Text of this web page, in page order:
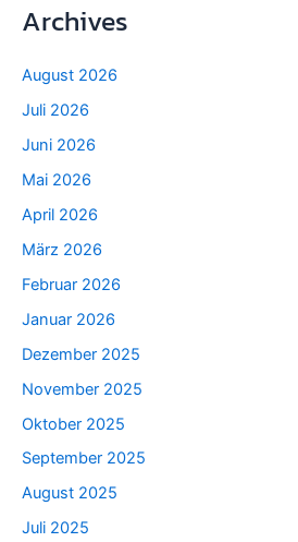
Archives
August 2026
Juli 2026
Juni 2026
Mai 2026
April 2026
März 2026
Februar 2026
Januar 2026
Dezember 2025
November 2025
Oktober 2025
September 2025
August 2025
Juli 2025